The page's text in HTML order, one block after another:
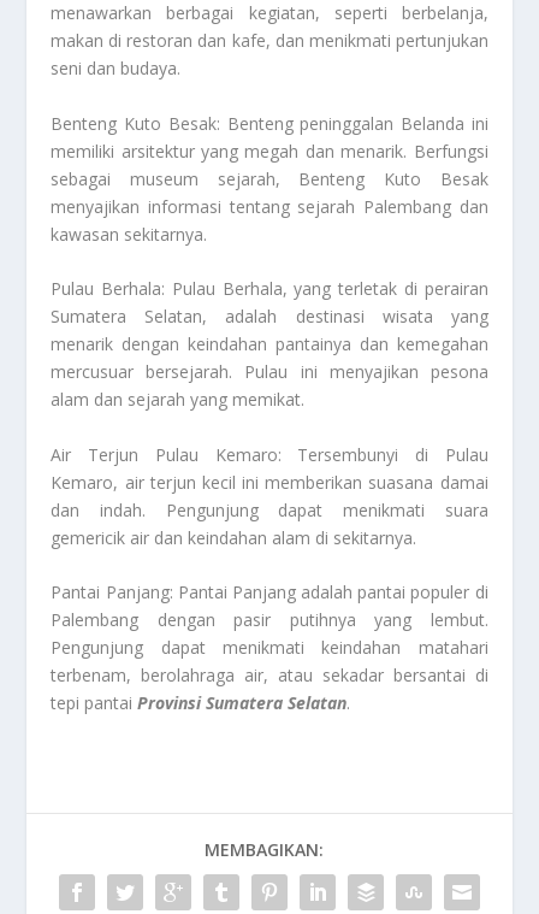
menawarkan berbagai kegiatan, seperti berbelanja,
makan di restoran dan kafe, dan menikmati pertunjukan
seni dan budaya.
Benteng Kuto Besak: Benteng peninggalan Belanda ini
memiliki arsitektur yang megah dan menarik. Berfungsi
sebagai museum sejarah, Benteng Kuto Besak
menyajikan informasi tentang sejarah Palembang dan
kawasan sekitarnya.
Pulau Berhala: Pulau Berhala, yang terletak di perairan
Sumatera Selatan, adalah destinasi wisata yang
menarik dengan keindahan pantainya dan kemegahan
mercusuar bersejarah. Pulau ini menyajikan pesona
alam dan sejarah yang memikat.
Air Terjun Pulau Kemaro: Tersembunyi di Pulau
Kemaro, air terjun kecil ini memberikan suasana damai
dan indah. Pengunjung dapat menikmati suara
gemericik air dan keindahan alam di sekitarnya.
Pantai Panjang: Pantai Panjang adalah pantai populer di
Palembang dengan pasir putihnya yang lembut.
Pengunjung dapat menikmati keindahan matahari
terbenam, berolahraga air, atau sekadar bersantai di
tepi pantaiProvinsi Sumatera Selatan.
MEMBAGIKAN: